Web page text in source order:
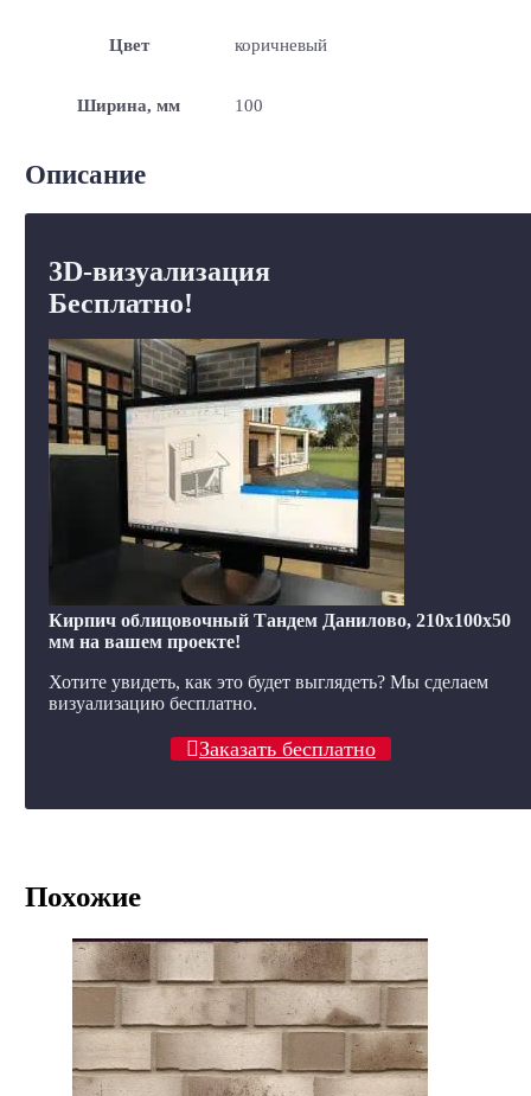
Цвет коричневый
Ширина, мм 100
Описание
3D-визуализация
Бесплатно!
Кирпич облицовочный Тандем Данилово, 210x100x50
мм на вашем проекте!
Хотите увидеть, как это будет выглядеть? Мы сделаем
визуализацию бесплатно.
Заказать бесплатно
Похожие